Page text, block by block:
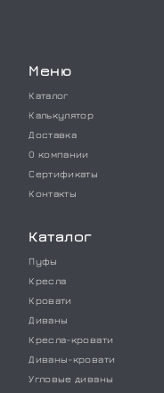
Меню
Каталог
Калькулятор
Доставка
О компании
Сертификаты
Контакты
Каталог
Пуфы
Кресла
Кровати
Диваны
Кресла-кровати
Диваны-кровати
Угловые диваны